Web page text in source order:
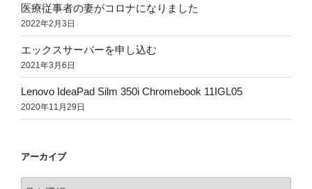
医療従事者の妻がコロナになりました
2022年2月3日
エックスサーバーを申し込む
2021年3月6日
Lenovo IdeaPad Silm 350i Chromebook 11IGL05
2020年11月29日
アーカイブ